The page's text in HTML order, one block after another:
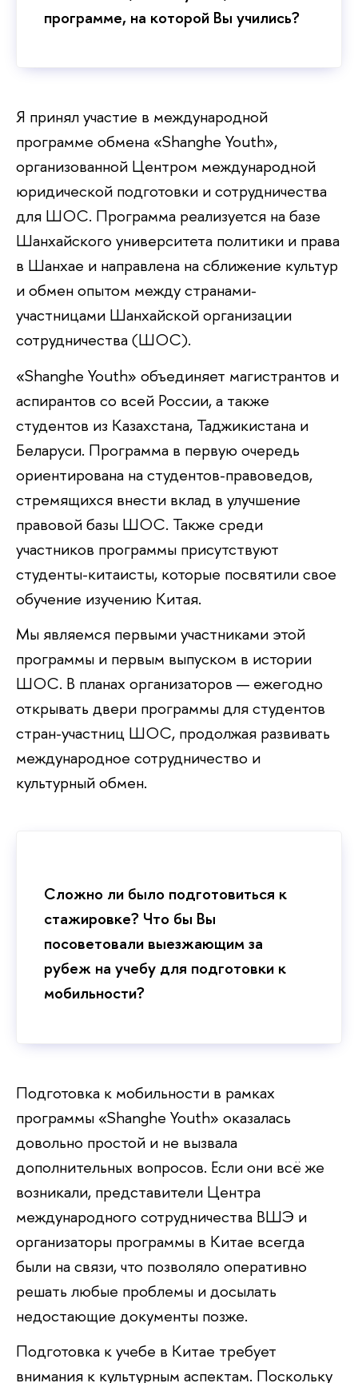
программе, на которой Вы учились?
Я принял участие в международной
программе обмена «Shanghe Youth»,
организованной Центром международной
юридической подготовки и сотрудничества
для ШОС. Программа реализуется на базе
Шанхайского университета политики и права
в Шанхае и направлена на сближение культур
и обмен опытом между странами-
участницами Шанхайской организации
сотрудничества (ШОС).
«Shanghe Youth» объединяет магистрантов и
аспирантов со всей России, а также
студентов из Казахстана, Таджикистана и
Беларуси. Программа в первую очередь
ориентирована на студентов-правоведов,
стремящихся внести вклад в улучшение
правовой базы ШОС. Также среди
участников программы присутствуют
студенты-китаисты, которые посвятили свое
обучение изучению Китая.
Мы являемся первыми участниками этой
программы и первым выпуском в истории
ШОС. В планах организаторов — ежегодно
открывать двери программы для студентов
стран-участниц ШОС, продолжая развивать
международное сотрудничество и
культурный обмен.
Сложно ли было подготовиться к
стажировке? Что бы Вы
посоветовали выезжающим за
рубеж на учебу для подготовки к
мобильности?
Подготовка к мобильности в рамках
программы «Shanghe Youth» оказалась
довольно простой и не вызвала
дополнительных вопросов. Если они всё же
возникали, представители Центра
международного сотрудничества ВШЭ и
организаторы программы в Китае всегда
были на связи, что позволяло оперативно
решать любые проблемы и досылать
недостающие документы позже.
Подготовка к учебе в Китае требует
внимания к культурным аспектам. Поскольку